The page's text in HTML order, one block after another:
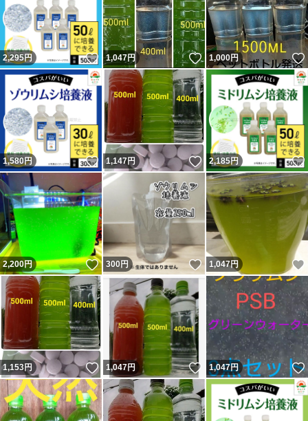
2,295円 いいね！
1,047円 いいね！
1,000円
1,580円 いいね！
1,147円 いいね！
2,185円
2,200円 いいね！
300 円 いいね！
1,047円
1,153円 いいね！
1,047円 いいね！
1,047円